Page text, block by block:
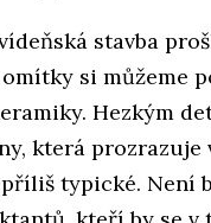
stavba
si můžeme
Hezkým
která
typické. Není